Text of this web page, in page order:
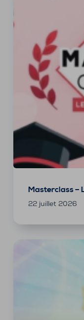
Masterclass –
22 juillet 2026